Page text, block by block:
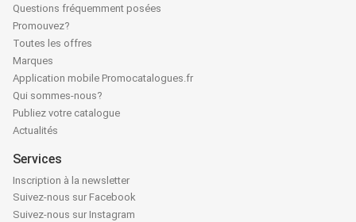
Questions fréquemment posées
Promouvez?
Toutes les offres
Marques
Application mobile Promocatalogues.fr
Qui sommes-nous?
Publiez votre catalogue
Actualités
Services
Inscription à la newsletter
Suivez-nous sur Facebook
Suivez-nous sur Instagram